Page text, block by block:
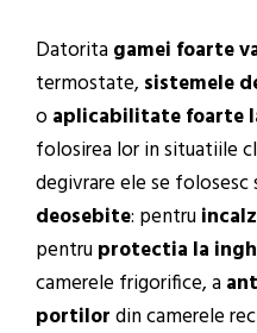
Datoritagamei foarte
termostate, sistemele
o aplicabilitate foarte
folosirea lor in situatiile
degivrare ele se folosesc
deosebite: pentru
pentruprotectia la
camerele frigorifice, a
portilordin camerele